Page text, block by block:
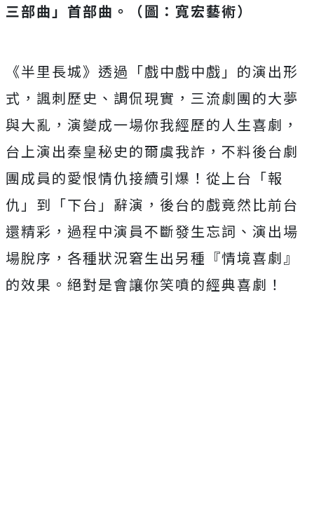
三部曲」首部曲。（圖：寬宏藝術）
《半里長城》透過「戲中戲中戲」的演出形
式，諷刺歷史、調侃現實，三流劇團的大夢
與大亂，演變成一場你我經歷的人生喜劇，
台上演出秦皇秘史的爾虞我詐，不料後台劇
團成員的愛恨情仇接續引爆！從上台「報
仇」到「下台」辭演，後台的戲竟然比前台
還精彩，過程中演員不斷發生忘詞、演出場
場脫序，各種狀況窘生出另種『情境喜劇』
的效果。絕對是會讓你笑噴的經典喜劇！